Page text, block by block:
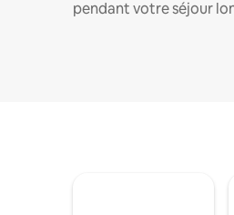
pendant votre séjour